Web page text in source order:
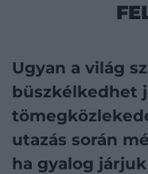
Ugyan a világ
büszkélkedhet
utazás során
ha gyalog